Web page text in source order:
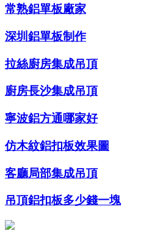
常熟鋁單板廠家
深圳鋁單板制作
拉絲廚房集成吊頂
廚房長沙集成吊頂
寧波鋁方通哪家好
仿木紋鋁扣板效果圖
客廳局部集成吊頂
吊頂鋁扣板多少錢一塊